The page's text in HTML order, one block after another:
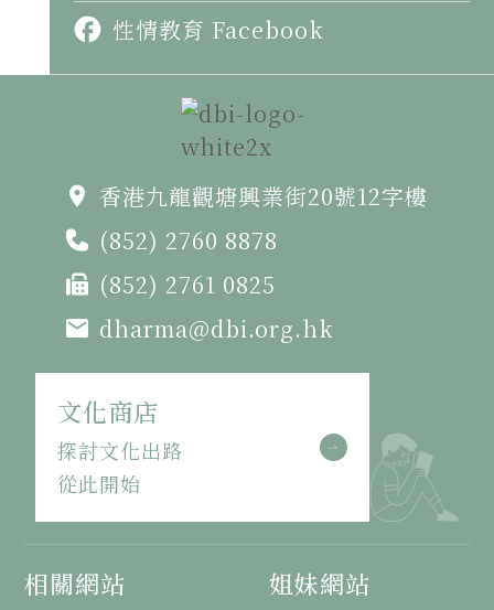
性情教育 Facebook
香港九龍觀塘興業街20號12字樓
(852) 2760 8878
(852) 2761 0825
dharma@dbi.org.hk
文化商店
探討文化出路
從此開始
相關網站 姐妹網站